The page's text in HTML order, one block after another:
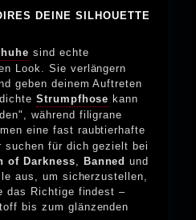
DEINE SILHOUETTE
sind echte
Look. Sie verlängern
geben deinem Auftreten
Strumpfhose kann
während filigrane
eine fast raubtierhafte
suchen für dich gezielt bei
of Darkness Banned und
aus, um sicherzustellen,
das Richtige findest –
bis zum glänzenden